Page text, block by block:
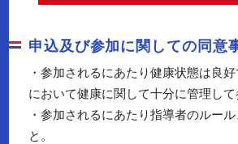
申込及び参加に関しての同意
・参加されるにあたり健康状態は良
において健康に関して十分に管理して
・参加されるにあたり指導者のルー
と。